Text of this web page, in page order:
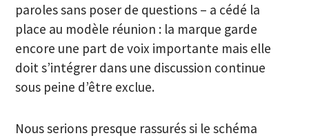
paroles sans poser de questions – a cédé la
place au modèle réunion : la marque garde
encore une part de voix importante mais elle
doit s’intégrer dans une discussion continue
sous peine d’être exclue.
Nous serions presque rassurés si le schéma